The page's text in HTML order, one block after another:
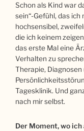
Schon als Kind war
sein“-Gefühl, das
hochsensibel,
die ich keinem
das erste Mal eine
Verhalten zu
Therapie,
Tagesklinik. Und
nach mir selbst.
Der Moment, wo